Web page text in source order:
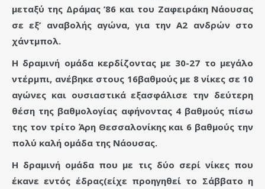
μεταξύ της Δράμας ’86 και του Ζαφειράκη Νάουσας
σε εξ’ αναβολής αγώνα, για την Α2 ανδρών στο
χάντμπολ.
Η δραμινή ομάδα κερδίζοντας με 30-27 το μεγάλο
ντέρμπι, ανέβηκε στους 16βαθμούς με 8 νίκες σε 10
αγώνες και ουσιαστικά εξασφάλισε την δεύτερη
θέση της βαθμολογίας αφήνοντας 4 βαθμούς πίσω
της τον τρίτο Άρη Θεσσαλονίκης και 6 βαθμούς την
πολύ καλή ομάδα της Νάουσας.
Η δραμινή ομάδα που με τις δύο σερί νίκες που
έκανε εντός έδρας(είχε προηγηθεί το Σάββατο η